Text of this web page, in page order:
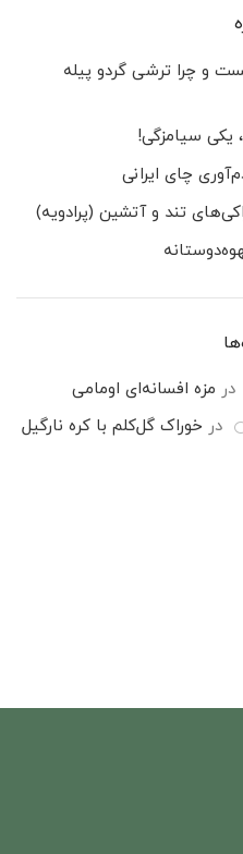
و چرا ترشی گردو پیله
یکی سیامزگی!
چای ایرانی
تند و آتشین (پرادویه)
در مزه افسانه‌ای اومامی
در خوراک گل‌کلم با کره نارگیل